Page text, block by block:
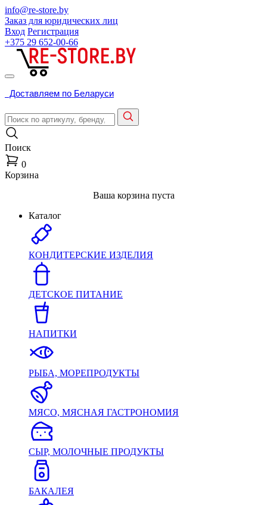
info@re-store.by
Заказ для юридических лиц
Вход Регистрация
+375 29 652-00-66
Доставляем по Беларуси
Поиск
0
Корзина
Ваша корзина пуста
Каталог
КОНДИТЕРСКИЕ ИЗДЕЛИЯ
ДЕТСКОЕ ПИТАНИЕ
НАПИТКИ
РЫБА, МОРЕПРОДУКТЫ
МЯСО, МЯСНАЯ ГАСТРОНОМИЯ
СЫР, МОЛОЧНЫЕ ПРОДУКТЫ
БАКАЛЕЯ